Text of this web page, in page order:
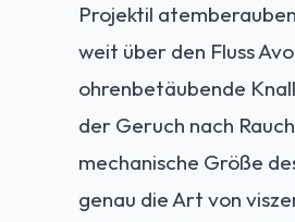
Projektil
weit über den Fluss
ohrenbetäubende
der Geruch nach
mechanische Größe
genau die Art von